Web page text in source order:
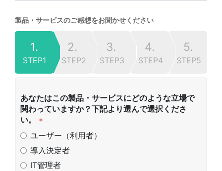
製品・サービスのご感想をお聞かせください
1.
STEP1
2.
STEP2
3.
STEP3
4.
STEP4
5.
STEP5
あなたはこの製品・サービスにどのような立場で
関わっていますか？下記より選んで選択くださ
い。
*
ユーザー（利用者）
導入決定者
IT管理者